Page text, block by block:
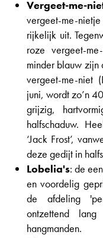
Vergeet-me-
vergeet-me-
rijkelijk uit.
roze vergeet-
minder blauw zijn
vergeet-me-niet
juni, wordt zo’n
grijzig,
halfschaduw.
‘Jack Frost’,
deze gedijt in
Lobelia's: de
en voordelig
de afdeling
ontzettend
hangmanden.